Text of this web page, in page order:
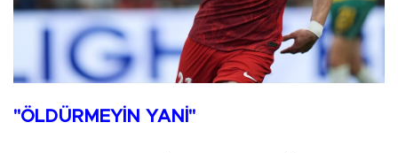
"ÖLDÜRMEYİN YANİ"